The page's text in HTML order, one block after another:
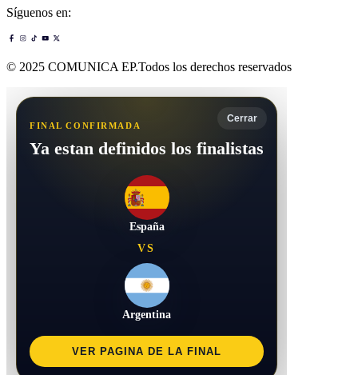
Síguenos en:
© 2025 COMUNICA EP.Todos los derechos reservados
Cerrar
FINAL CONFIRMADA
Ya estan definidos los finalistas
España
VS
Argentina
VER PAGINA DE LA FINAL